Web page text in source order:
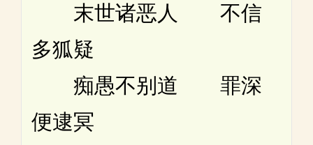
末世诸恶人 不信
多狐疑
痴愚不别道 罪深
便逮冥